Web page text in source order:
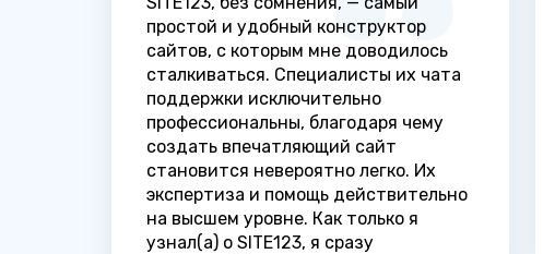
простой и удобный конструктор
сайтов, с которым мне доводилось
сталкиваться. Специалисты их чата
поддержки исключительно
профессиональны, благодаря чему
создать впечатляющий сайт
становится невероятно легко. Их
экспертиза и помощь действительно
на высшем уровне. Как только я
узнал(а) о SITE123, я сразу